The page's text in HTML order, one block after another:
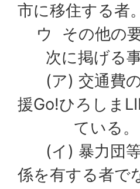
市に移住する者。
ウ その他の
次に掲げる事
(ア) 交通費の
援Go!ひろしま
ている。
(イ) 暴力団等
係を有する者で